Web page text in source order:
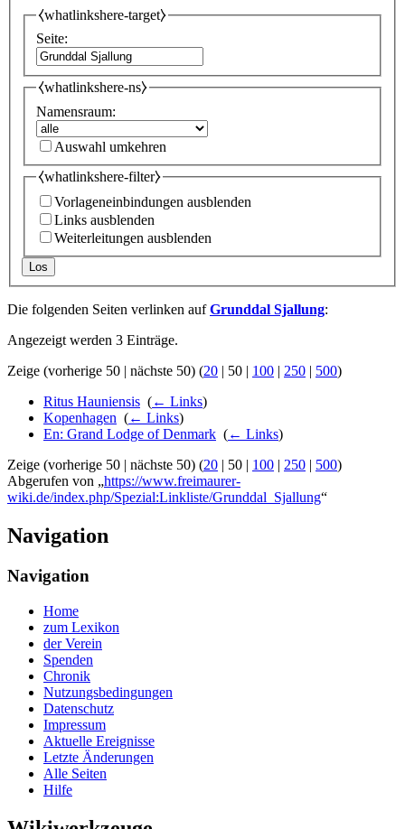
⧼whatlinkshere-target⧽
Seite:
⧼whatlinkshere-ns⧽
Namensraum:
Auswahl umkehren
⧼whatlinkshere-filter⧽
Vorlageneinbindungen ausblenden
Links ausblenden
Weiterleitungen ausblenden
Los
Die folgenden Seiten verlinken aufGrunddal Sjallung:
Angezeigt werden 3 Einträge.
Zeige (vorherige 50 | nächste 50) (20 | 50 | 100 | 250 | 500)
Ritus Hauniensis (← Links)
Kopenhagen (← Links)
En: Grand Lodge of Denmark (← Links)
Zeige (vorherige 50 | nächste 50) (20 | 50 | 100 | 250 | 500)
Abgerufen von „https://www.freimaurer-
wiki.de/index.php/Spezial:Linkliste/Grunddal_Sjallung“
Navigation
Navigation
Home
zum Lexikon
der Verein
Spenden
Chronik
Nutzungsbedingungen
Datenschutz
Impressum
Aktuelle Ereignisse
Letzte Änderungen
Alle Seiten
Hilfe